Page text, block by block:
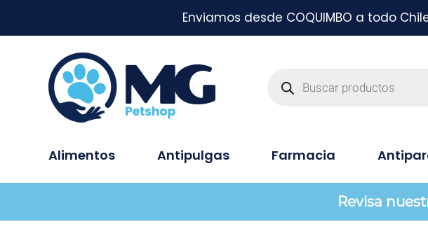
Enviamos desde COQUIMBO a todo
Alimentos Antipulgas Farmacia
Revisa